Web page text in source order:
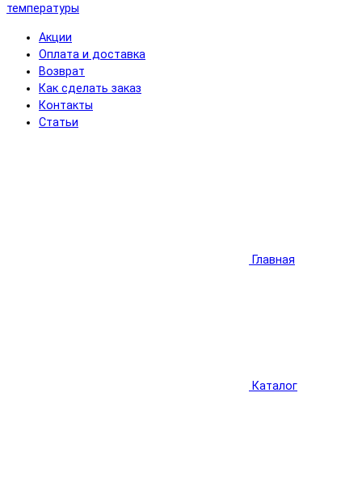
температуры
Акции
Оплата и доставка
Возврат
Как сделать заказ
Контакты
Статьи
Главная
Каталог